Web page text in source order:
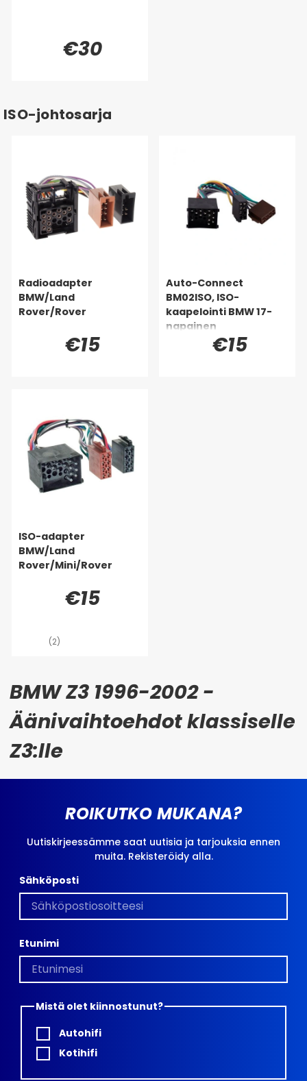
€30
ISO-johtosarja
Radioadapter
BMW/Land
Rover/Rover
€15
Auto-Connect
BM02ISO, ISO-
kaapelointi BMW 17-
napainen
€15
ISO-adapter
BMW/Land
Rover/Mini/Rover
€15
(2)
BMW Z3 1996-2002 -
Äänivaihtoehdot klassiselle
Z3:lle
ROIKUTKO MUKANA?
Uutiskirjeessämme saat uutisia ja tarjouksia ennen
muita. Rekisteröidy alla.
Sähköposti
Etunimi
Mistä olet kiinnostunut?
Autohifi
Kotihifi